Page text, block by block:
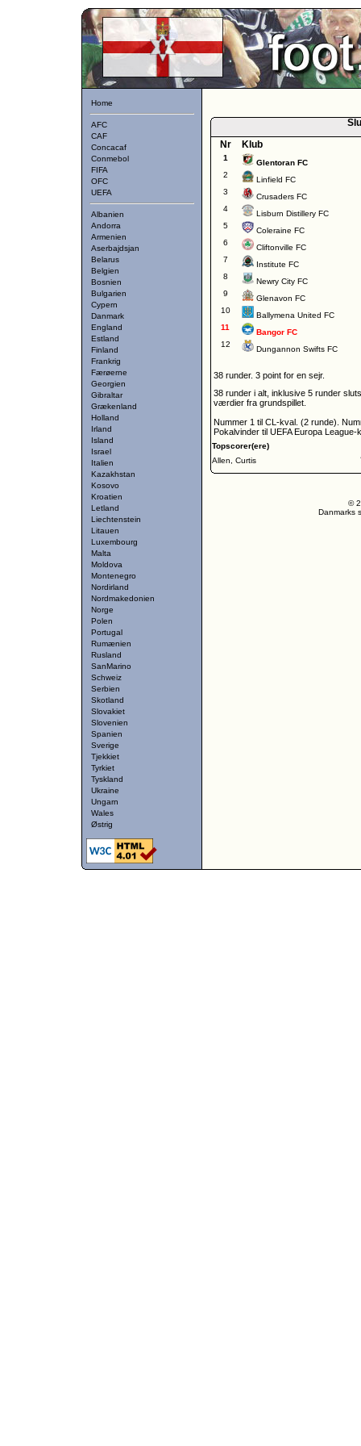
Home
AFC
CAF
Concacaf
Conmebol
FIFA
OFC
UEFA
Albanien
Andorra
Armenien
Aserbajdsjan
Belarus
Belgien
Bosnien
Bulgarien
Cypern
Danmark
England
Estland
Finland
Frankrig
Færøerne
Georgien
Gibraltar
Grækenland
Holland
Irland
Island
Israel
Italien
Kazakhstan
Kosovo
Kroatien
Letland
Liechtenstein
Litauen
Luxembourg
Malta
Moldova
Montenegro
Nordirland
Nordmakedonien
Norge
Polen
Portugal
Rumænien
Rusland
SanMarino
Schweiz
Serbien
Skotland
Slovakiet
Slovenien
Spanien
Sverige
Tjekkiet
Tyrkiet
Tyskland
Ukraine
Ungarn
Wales
Østrig
Nr
Klub
1
Glentoran FC
2
Linfield FC
3
Crusaders FC
4
Lisburn Distillery FC
5
Coleraine FC
6
Cliftonville FC
7
Institute FC
8
Newry City FC
9
Glenavon FC
10
Ballymena United FC
11
Bangor FC
12
Dungannon Swifts FC
38 runder. 3 point for en sejr.
38 runder i alt, inklusive 5 runder
værdier fra grundspillet.
Nummer 1 til CL-kval. (2 runde).
Pokalvinder til UEFA Europa
Topscorer(ere)
Allen, Curtis
©
Danmarks